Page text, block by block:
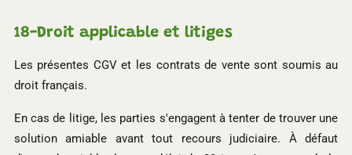
18-Droit applicable et litiges
Les présentes CGV et les contrats de vente sont soumis au
droit français.
En cas de litige, les parties s'engagent à tenter de trouver une
solution amiable avant tout recours judiciaire. À défaut